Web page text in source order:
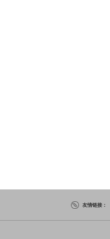
友情链接：